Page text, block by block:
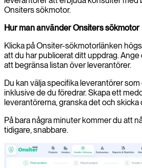
Onsiters sökmotor.
Hur man använder Onsiters sökmotor
Klicka på Onsiter-sökmotorlänken
att du har publicerat ditt uppdrag.
att begränsa listan över leverantörer.
Du kan välja specifika leverantörer som
inklusive de du föredrar. Skapa ett
leverantörerna, granska det och skicka
På bara några minuter kommer du att
tidigare, snabbare.